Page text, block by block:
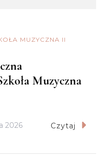
MUZYCZNA II
Muzyczna
2026 Czytaj